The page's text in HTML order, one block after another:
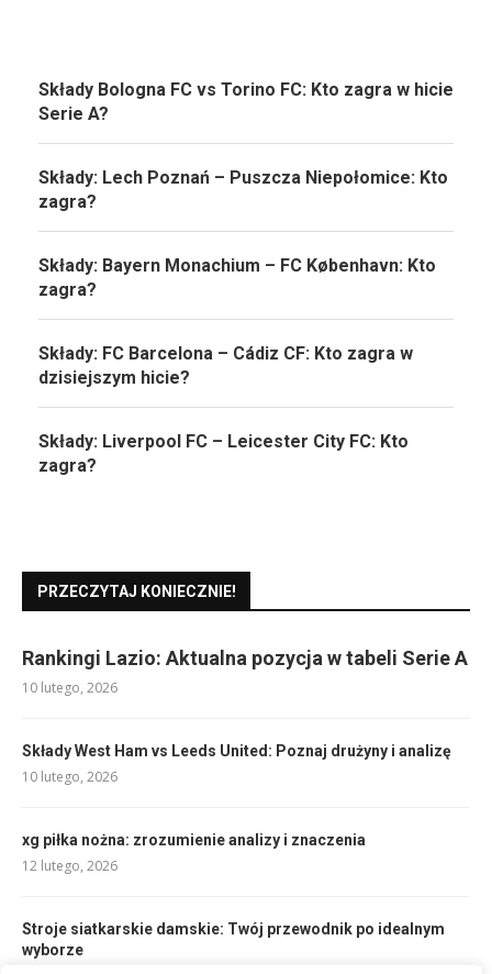
Składy Bologna FC vs Torino FC: Kto zagra w hicie
Serie A?
Składy: Lech Poznań – Puszcza Niepołomice: Kto
zagra?
Składy: Bayern Monachium – FC København: Kto
zagra?
Składy: FC Barcelona – Cádiz CF: Kto zagra w
dzisiejszym hicie?
Składy: Liverpool FC – Leicester City FC: Kto
zagra?
PRZECZYTAJ KONIECZNIE!
Rankingi Lazio: Aktualna pozycja w tabeli Serie A
10 lutego, 2026
Składy West Ham vs Leeds United: Poznaj drużyny i analizę
10 lutego, 2026
xg piłka nożna: zrozumienie analizy i znaczenia
12 lutego, 2026
Stroje siatkarskie damskie: Twój przewodnik po idealnym
wyborze